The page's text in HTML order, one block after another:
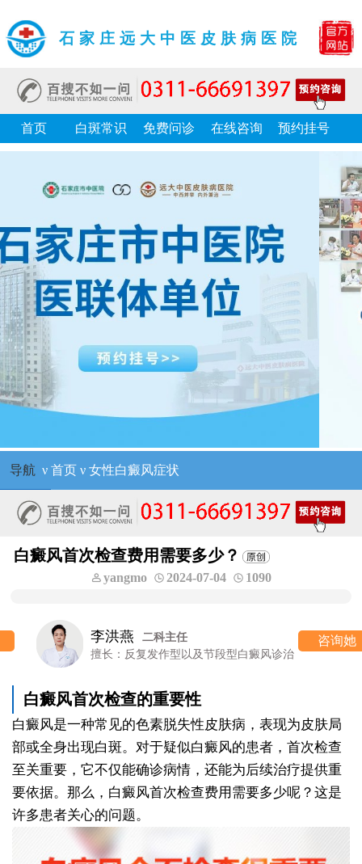
石家庄远大中医皮肤病医院
首页 白斑常识 免费问诊 在线咨询 预约挂号
导航 ν 首页ν 女性白癜风症状
白癜风首次检查费用需要多少？
yangmo 2024-07-04 1090
李洪燕
二科主任
擅长：反复发作型以及节段型白癜风诊治
咨询她
白癜风首次检查的重要性
白癜风是一种常见的色素脱失性皮肤病，表现为皮肤局
部或全身出现白斑。对于疑似白癜风的患者，首次检查
至关重要，它不仅能确诊病情，还能为后续治疗提供重
要依据。那么，白癜风首次检查费用需要多少呢？这是
许多患者关心的问题。